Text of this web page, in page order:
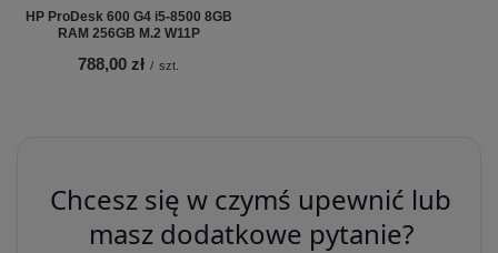
HP ProDesk 600 G4 i5-8500 8GB
RAM 256GB M.2 W11P
788,00 zł / szt.
Chcesz się w czymś upewnić lub
masz dodatkowe pytanie?